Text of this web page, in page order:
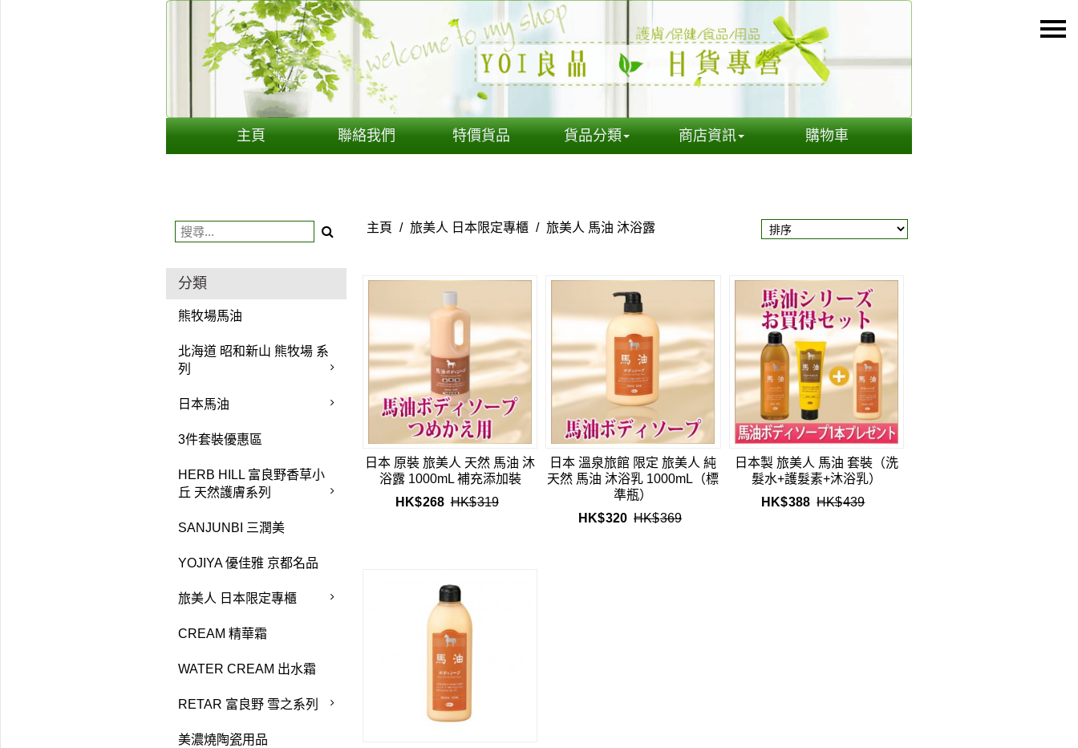
主頁 聯絡我們 特價貨品 貨品分類 商店資訊 購物車
分類
熊牧場馬油
北海道 昭和新山 熊牧場 系
列
日本馬油
3件套裝優惠區
HERB HILL 富良野香草小
丘 天然護膚系列
SANJUNBI 三潤美
YOJIYA 優佳雅 京都名品
旅美人 日本限定專櫃
CREAM 精華霜
WATER CREAM 出水霜
RETAR 富良野 雪之系列
美濃燒陶瓷用品
主頁 / 旅美人 日本限定專櫃 / 旅美人 馬油 沐浴露
日本 原裝 旅美人 天然 馬油 沐
浴露 1000mL 補充添加裝
HK$268 HK$319
日本 溫泉旅館 限定 旅美人 純
天然 馬油 沐浴乳 1000mL（標
準瓶）
HK$320 HK$369
日本製 旅美人 馬油 套裝（洗
髮水+護髮素+沐浴乳）
HK$388 HK$439